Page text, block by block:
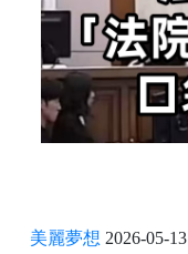
美麗夢想 2026-05-13